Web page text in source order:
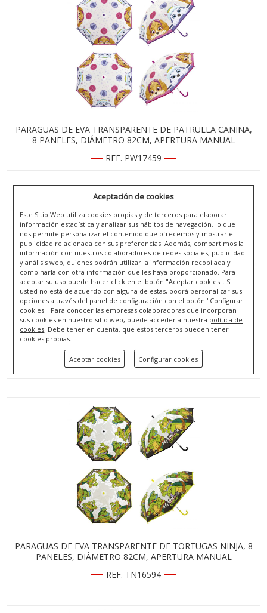
PARAGUAS DE EVA TRANSPARENTE DE PATRULLA CANINA,
8 PANELES, DIÁMETRO 82CM, APERTURA MANUAL
REF. PW17459
PARAGUAS DE EVA TRANSPARENTE DE REAL MADRID CF, 8
PANELES, DIÁMETRO 82CM, APERTURA MANUAL
REF. RM17487
PARAGUAS DE EVA TRANSPARENTE DE TORTUGAS NINJA, 8
PANELES, DIÁMETRO 82CM, APERTURA MANUAL
REF. TN16594
Aceptación de cookies
Este Sitio Web utiliza cookies propias y de terceros para elaborar
información estadística y analizar sus hábitos de navegación, lo que
nos permite personalizar el contenido que ofrecemos y mostrarle
publicidad relacionada con sus preferencias. Además, compartimos la
información con nuestros colaboradores de redes sociales, publicidad
y análisis web, quienes podrán utilizar la información recopilada y
combinarla con otra información que les haya proporcionado. Para
aceptar su uso puede hacer click en el botón "Aceptar cookies". Si
usted no está de acuerdo con alguna de estas, podrá personalizar sus
opciones a través del panel de configuración con el botón "Configurar
cookies". Para conocer las empresas colaboradoras que incorporan
sus cookies en nuestro sitio web, puede acceder a nuestra política de
cookies. Debe tener en cuenta, que estos terceros pueden tener
cookies propias.
Aceptar cookies Configurar cookies